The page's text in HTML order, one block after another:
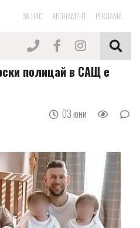
ЗА НАС АБОНАМЕНТ РЕКЛАМА
полицай в САЩ е
03 юни